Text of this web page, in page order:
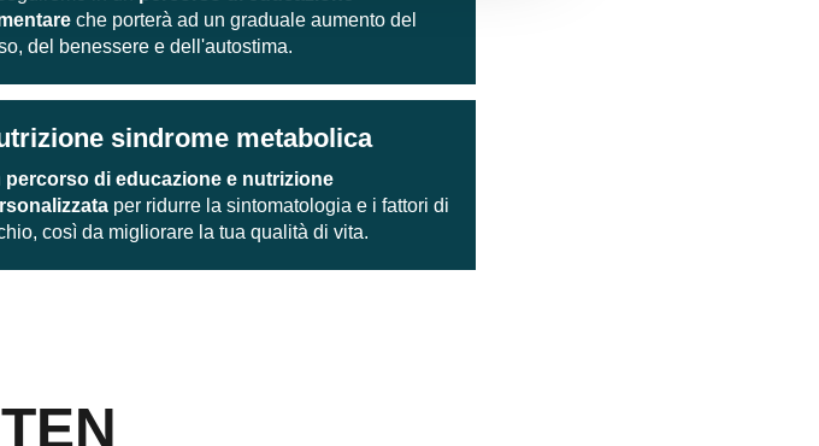
che porterà ad un graduale aumento del
del benessere e dell'autostima.
sindrome metabolica
percorso di educazione e nutrizione
per ridurre la sintomatologia e i fattori di
così da migliorare la tua qualità di vita.